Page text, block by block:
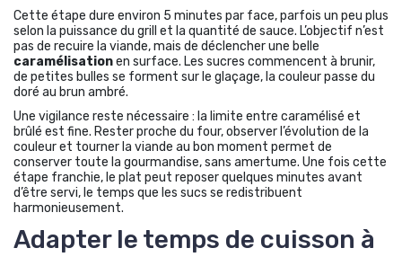
Cette étape dure environ 5 minutes par face, parfois un peu plus
selon la puissance du grill et la quantité de sauce. L’objectif n’est
pas de recuire la viande, mais de déclencher une belle
caramélisationen surface. Les sucres commencent à brunir,
de petites bulles se forment sur le glaçage, la couleur passe du
doré au brun ambré.
Une vigilance reste nécessaire : la limite entre caramélisé et
brûlé est fine. Rester proche du four, observer l’évolution de la
couleur et tourner la viande au bon moment permet de
conserver toute la gourmandise, sans amertume. Une fois cette
étape franchie, le plat peut reposer quelques minutes avant
d’être servi, le temps que les sucs se redistribuent
harmonieusement.
Adapter le temps de cuisson à